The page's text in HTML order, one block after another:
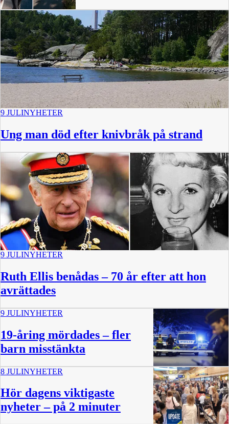
9 JULINYHETER
Ung man död efter knivbråk på strand
9 JULINYHETER
Ruth Ellis benådas – 70 år efter att hon
avrättades
9 JULINYHETER
19-åring mördades – fler
barn misstänkta
8 JULINYHETER
Hör dagens viktigaste
nyheter – på 2 minuter